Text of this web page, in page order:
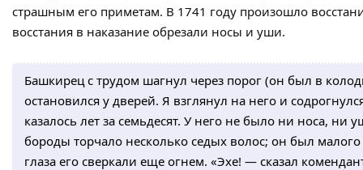
страшным его приметам. В 1741 году произошло
восстания в наказание обрезали носы и уши.
Башкирец с трудом шагнул через порог (он был в
остановился у дверей. Я взглянул на него и
казалось лет за семьдесят. У него не было ни носа, ни
бороды торчало несколько седых волос; он был
глаза его сверкали еще огнем. «Эхе! — сказал